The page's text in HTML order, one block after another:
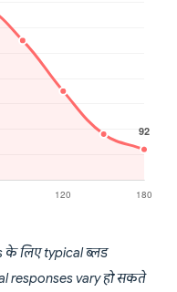
के लिए typical ब्लड
responses vary हो सकते